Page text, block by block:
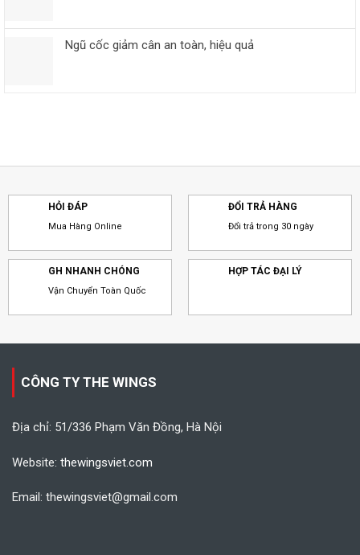
Ngũ cốc giảm cân an toàn, hiệu quả
HỎI ĐÁP
Mua Hàng Online
ĐỔI TRẢ HÀNG
Đổi trả trong 30 ngày
GH NHANH CHÓNG
Vận Chuyển Toàn Quốc
HỢP TÁC ĐẠI LÝ
CÔNG TY THE WINGS
Địa chỉ: 51/336 Phạm Văn Đồng, Hà Nội
Website: thewingsviet.com
Email: thewingsviet@gmail.com